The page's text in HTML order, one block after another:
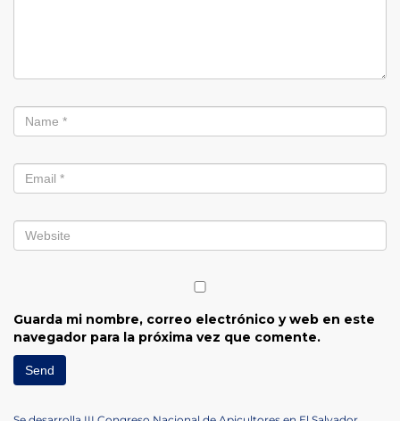
Guarda mi nombre, correo electrónico y web en este
navegador para la próxima vez que comente.